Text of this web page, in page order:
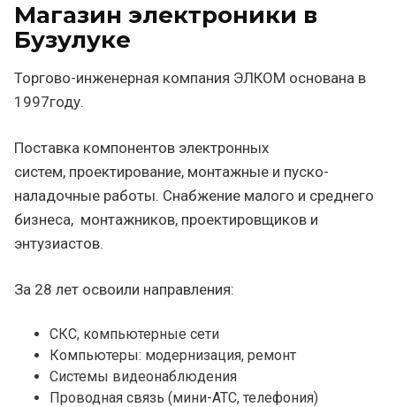
Магазин электроники в
Бузулуке
Торгово-инженерная компания ЭЛКОМ основана в
1997году.
Поставка компонентов электронных
систем, проектирование, монтажные и пуско-
наладочные работы. Снабжение малого и среднего
бизнеса, монтажников, проектировщиков и
энтузиастов.
За 28 лет освоили направления:
СКС, компьютерные сети
Компьютеры: модернизация, ремонт
Системы видеонаблюдения
Проводная связь (мини-АТС, телефония)